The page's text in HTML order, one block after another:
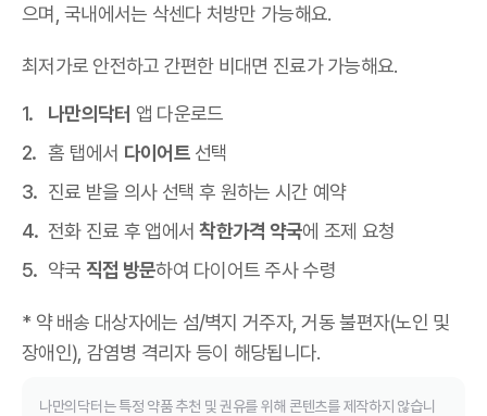
으며,국내에서는 삭센다 처방만 가능해요.
최저가로 안전하고 간편한 비대면 진료가 가능해요.
나만의닥터 앱 다운로드
홈 탭에서 다이어트선택
진료 받을 의사 선택 후 원하는 시간 예약
전화 진료 후 앱에서착한가격 약국에 조제 요청
약국 직접 방문하여 다이어트 주사 수령
* 약 배송 대상자에는 섬/벽지 거주자, 거동 불편자(노인 및
장애인), 감염병 격리자 등이 해당됩니다.
나만의닥터는 특정 약품 추천 및 권유를 위해 콘텐츠를 제작하지 않습니